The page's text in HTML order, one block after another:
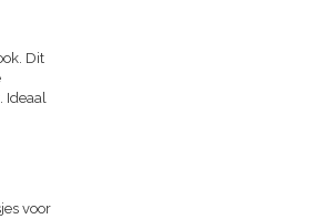
Dit
Ideaal
voor